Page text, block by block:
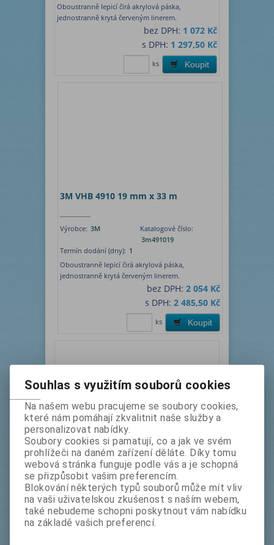
Oboustranně lepicí čirá akrylová páska,
jednostranně krytá červeným linerem.
bez DPH: 1 072 Kč
s DPH: 1 297,50 Kč
Koupit
ks
3M VHB 4910 19 mm x 33 m
Výrobce: 3M
Katalogové číslo:
3m491019
Termín dodání (dny): 1
Oboustranně lepicí čirá akrylová páska,
jednostranně krytá červeným linerem.
bez DPH:2 054 Kč
s DPH:2 485,50 Kč
Koupit
ks
3M VHB 4910 6 mm x 33 m
Výrobce: 3M
Katalogové číslo:
3m49106
Termín dodání (dny):1
Oboustranně lepicí čirá akrylová páska,
Souhlas s využitím souborů cookies
Na našem webu pracujeme se soubory cookies,
které nám pomáhají zkvalitnit naše služby a
personalizovat nabídky.
Soubory cookies si pamatují, co a jak ve svém
prohlížeči na daném zařízení děláte. Díky tomu
webová stránka funguje podle vás a je schopná
se přizpůsobit vašim preferencím.
Blokování některých typů souborů může mít vliv
na vaši uživatelskou zkušenost s naším webem,
také nebudeme schopni poskytnout vám nabídku
na základě vašich preferencí.